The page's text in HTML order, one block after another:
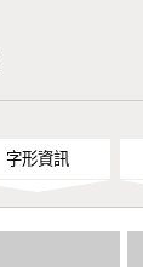
字形資訊